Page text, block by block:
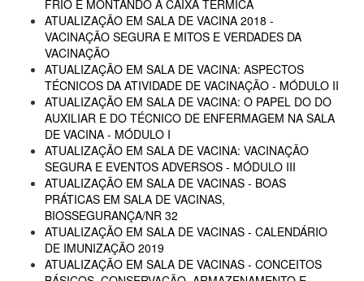
FRIO E MONTANDO A CAIXA TÉRMICA
ATUALIZAÇÃO EM SALA DE VACINA 2018 -
VACINAÇÃO SEGURA E MITOS E VERDADES DA
VACINAÇÃO
ATUALIZAÇÃO EM SALA DE VACINA: ASPECTOS
TÉCNICOS DA ATIVIDADE DE VACINAÇÃO - MÓDULO II
ATUALIZAÇÃO EM SALA DE VACINA: O PAPEL DO DO
AUXILIAR E DO TÉCNICO DE ENFERMAGEM NA SALA
DE VACINA - MÓDULO I
ATUALIZAÇÃO EM SALA DE VACINA: VACINAÇÃO
SEGURA E EVENTOS ADVERSOS - MÓDULO III
ATUALIZAÇÃO EM SALA DE VACINAS - BOAS
PRÁTICAS EM SALA DE VACINAS,
BIOSSEGURANÇA/NR 32
ATUALIZAÇÃO EM SALA DE VACINAS - CALENDÁRIO
DE IMUNIZAÇÃO 2019
ATUALIZAÇÃO EM SALA DE VACINAS - CONCEITOS